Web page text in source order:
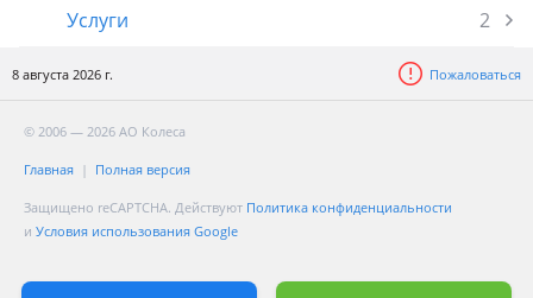
Услуги
2
8 августа 2026 г. Пожаловаться
© 2006 — 2026 АО Колеса
Главная Полная версия
Защищено reCAPTCHA. Действуют Политика конфиденциальности
и Условия использования Google